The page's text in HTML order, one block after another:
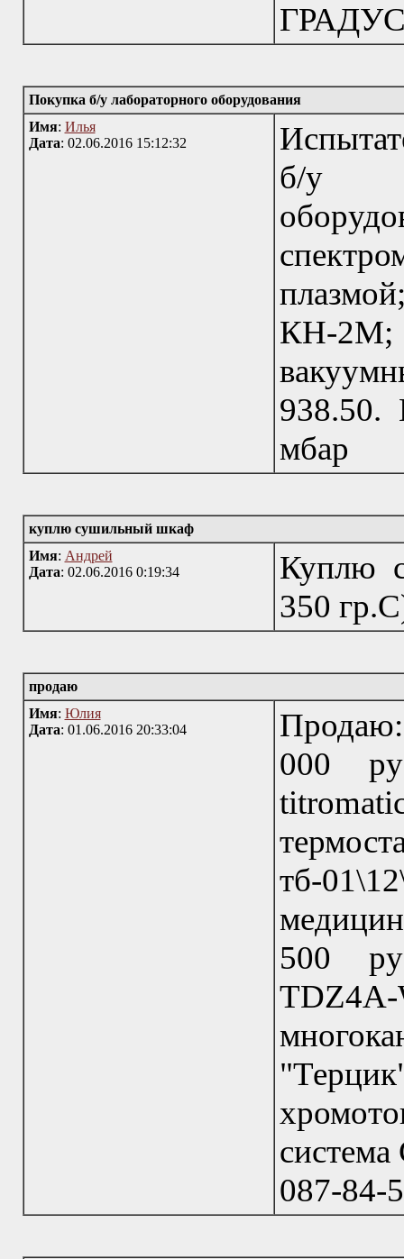
Покупка б/у лабораторного оборудования
Имя: Илья
Дата: 02.06.2016 15:12:32
б/у
КН-
938.50.
мбар
куплю сушильный шкаф
Имя: Андрей
Дата: 02.06.2016 0:19:34
Куплю
350
продаю
Имя: Юлия
Дата: 01.06.2016 20:33:04
000
тб-
500
087-84-